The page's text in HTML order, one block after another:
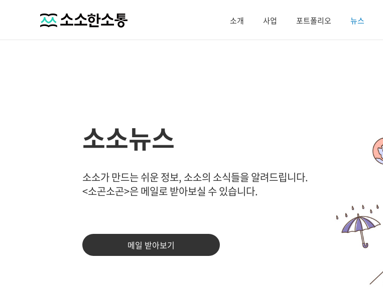
소개 사업 포트폴리오 뉴스
소소뉴스
소소가 만드는 쉬운 정보, 소소의 소식들을 알려드립니다.
<소곤소곤>은 메일로 받아보실 수 있습니다.
메일 받아보기